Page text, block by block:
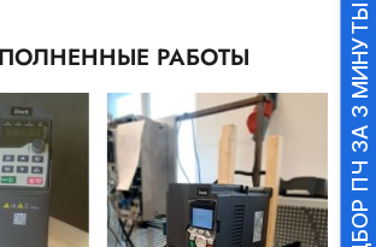
РАБОТЫ ПОДБОР ПЧ ЗА 3 МИНУТЫ